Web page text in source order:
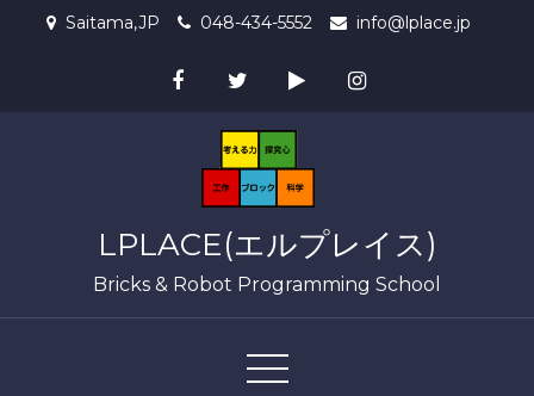
Saitama,JP 048-434-5552 info@lplace.jp
LPLACE(エルプレイス)
Bricks & Robot Programming School